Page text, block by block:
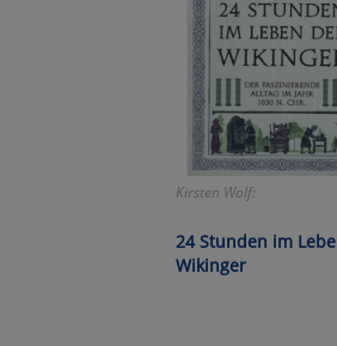
Kirsten Wolf:
24 Stunden im
Wikinger